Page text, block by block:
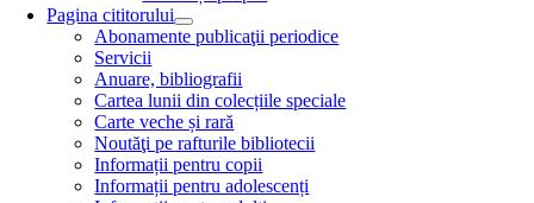
Pagina cititorului
Abonamente publicaţii periodice
Servicii
Anuare, bibliografii
Cartea lunii din colecțiile speciale
Carte veche și rară
Noutăţi pe rafturile bibliotecii
Informații pentru copii
Informații pentru adolescenți